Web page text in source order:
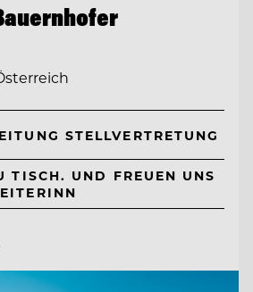
STELLVERTRETUNG
TISCH. UND FREUEN UNS